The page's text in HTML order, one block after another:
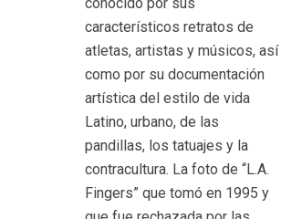
característicos retratos de
atletas, artistas y músicos, así
como por su documentación
artística del estilo de vida
Latino, urbano, de las
pandillas, los tatuajes y la
contracultura. La foto de “L.A.
Fingers” que tomó en 1995 y